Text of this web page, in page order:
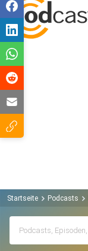
Startseite Podcasts